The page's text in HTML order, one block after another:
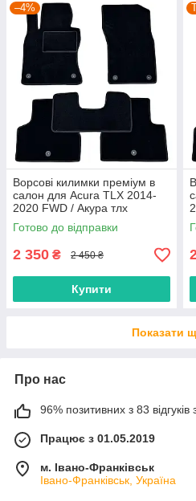
–4%
Ворсові килимки преміум в
салон для Acura TLX 2014-
2020 FWD / Акура тлх
килимки
Готово до відправки
2 350 ₴ 2 450 ₴
Купити
Показати
Про нас
96% позитивних з 83 відгуків
Працює з 01.05.2019
м. Івано-Франківськ
Івано-Франківськ, Україна